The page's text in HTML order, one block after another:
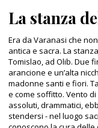
La stanza
Era da Varanasi che
antica e sacra. La
Tomislao, ad Olib. Due
arancione e un’alta
madonne santi e fiori.
e come soffitto. Vento
assoluti, drammatici,
stendersi - nel luogo